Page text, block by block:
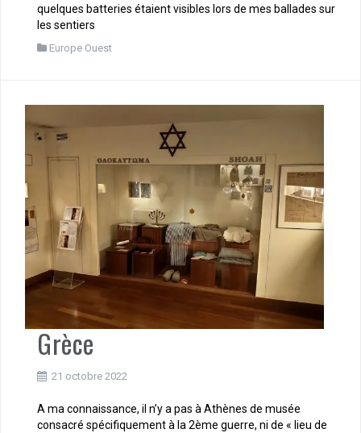
quelques batteries étaient visibles lors de mes ballades sur
les sentiers
Europe Ouest
Grèce
21 octobre 2022
A ma connaissance, il n’y a pas à Athènes de musée
consacré spécifiquement à la 2ème guerre, ni de « lieu de